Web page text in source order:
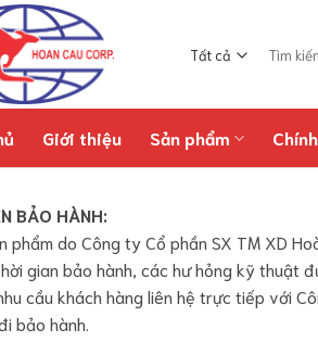
kiếm:
Giới thiệu Sản phẩm
BẢO HÀNH:
phẩm do Công ty Cổ phần SX TM XD
gian bảo hành, các hư hỏng kỹ thuật
cầu khách hàng liên hệ trực tiếp với
bảo hành.